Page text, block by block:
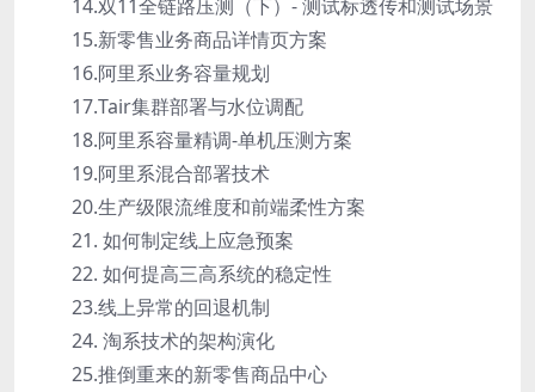
14.双11全链路压测（下）- 测试标透传和测试场景
15.新零售业务商品详情页方案
16.阿里系业务容量规划
17.Tair集群部署与水位调配
18.阿里系容量精调-单机压测方案
19.阿里系混合部署技术
20.生产级限流维度和前端柔性方案
21. 如何制定线上应急预案
22. 如何提高三高系统的稳定性
23.线上异常的回退机制
24. 淘系技术的架构演化
25.推倒重来的新零售商品中心